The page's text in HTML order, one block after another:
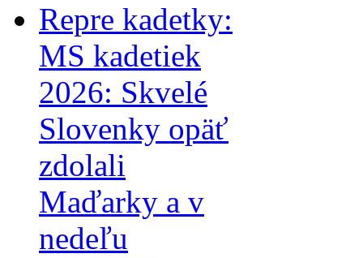
Repre kadetky:
MS kadetiek
2026: Skvelé
Slovenky opäť
zdolali
Maďarky a v
nedeľu